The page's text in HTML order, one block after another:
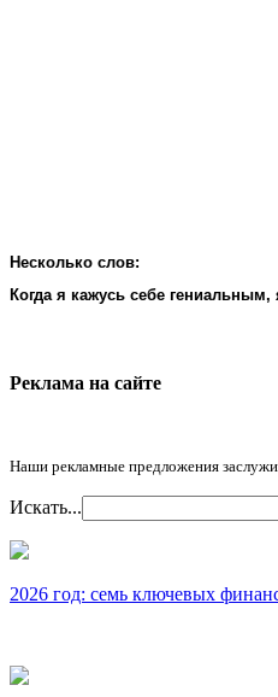
Несколько слов:
Когда я кажусь себе
Реклама на cайте
Наши рекламные предложения
Искать...
2026 год: семь ключевых